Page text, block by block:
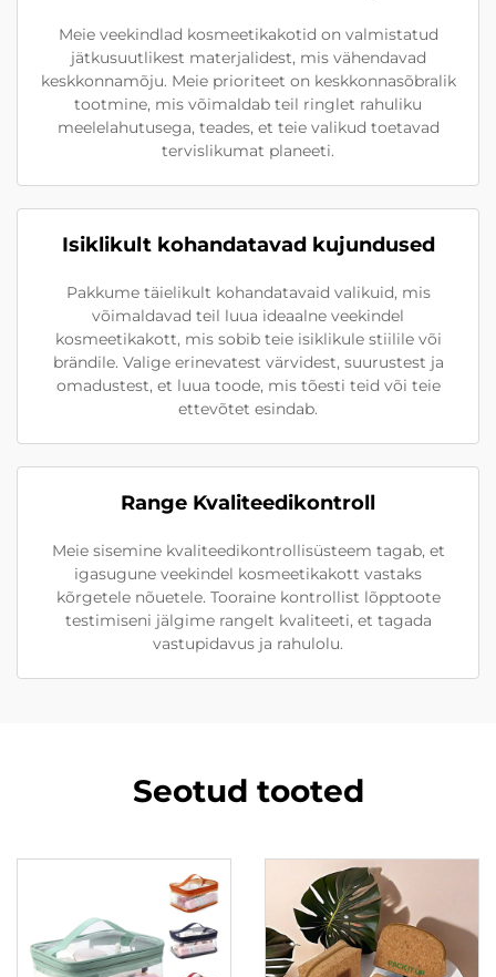
Meie veekindlad kosmeetikakotid on valmistatud
jätkusuutlikest materjalidest, mis vähendavad
keskkonnamõju. Meie prioriteet on keskkonnasõbralik
tootmine, mis võimaldab teil ringlet rahuliku
meelelahutusega, teades, et teie valikud toetavad
tervislikumat planeeti.
Isiklikult kohandatavad kujundused
Pakkume täielikult kohandatavaid valikuid, mis
võimaldavad teil luua ideaalne veekindel
kosmeetikakott, mis sobib teie isiklikule stiilile või
brändile. Valige erinevatest värvidest, suurustest ja
omadustest, et luua toode, mis tõesti teid või teie
ettevõtet esindab.
Range Kvaliteedikontroll
Meie sisemine kvaliteedikontrollisüsteem tagab, et
igasugune veekindel kosmeetikakott vastaks
kõrgetele nõuetele. Tooraine kontrollist lõpptoote
testimiseni jälgime rangelt kvaliteeti, et tagada
vastupidavus ja rahulolu.
Seotud tooted